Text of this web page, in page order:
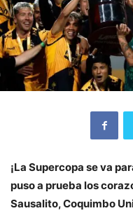
¡La Supercopa se va
puso a prueba los
Sausalito, Coquimbo